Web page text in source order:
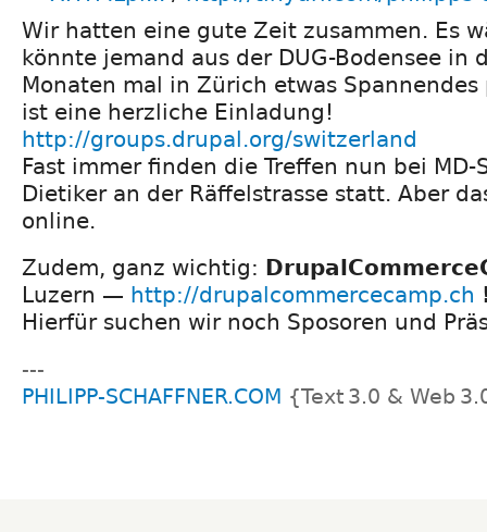
Wir hatten eine gute Zeit zusammen. Es
könnte jemand aus der DUG-Bodensee in
Monaten mal in Zürich etwas
ist eine herzliche Einladung!
http://groups.drupal.org/switzerland
Fast immer finden die Treffen nun bei MD-
Dietiker an der Räffelstrasse statt. Aber
online.
Zudem, ganz wichtig:
Luzern — http://drupalcommercecamp.ch
Hierfür suchen wir noch Sposoren und
---
PHILIPP-SCHAFFNER.COM {Text 3.0 & Web